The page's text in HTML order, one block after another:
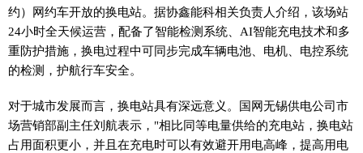
约）网约车开放的换电站。据协鑫能科相关负责人介绍，该场站
24小时全天候运营，配备了智能检测系统、AI智能充电技术和多
重防护措施，换电过程中可同步完成车辆电池、电机、电控系统
的检测，护航行车安全。
对于城市发展而言，换电站具有深远意义。国网无锡供电公司市
场营销部副主任刘航表示，"相比同等电量供给的充电站，换电站
占用面积更小，并且在充电时可以有效避开用电高峰，提高用电